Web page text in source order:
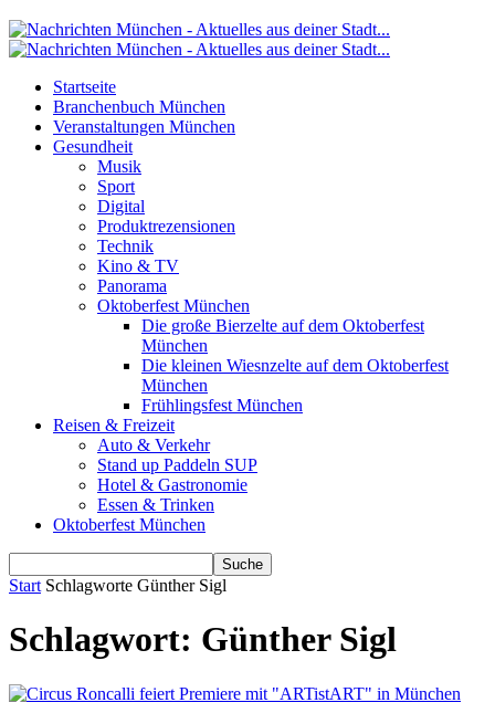
Startseite
Branchenbuch München
Veranstaltungen München
Gesundheit
Musik
Sport
Digital
Produktrezensionen
Technik
Kino & TV
Panorama
Oktoberfest München
Die große Bierzelte auf dem Oktoberfest
München
Die kleinen Wiesnzelte auf dem Oktoberfest
München
Frühlingsfest München
Reisen & Freizeit
Auto & Verkehr
Stand up Paddeln SUP
Hotel & Gastronomie
Essen & Trinken
Oktoberfest München
Start Schlagworte Günther Sigl
Schlagwort: Günther Sigl